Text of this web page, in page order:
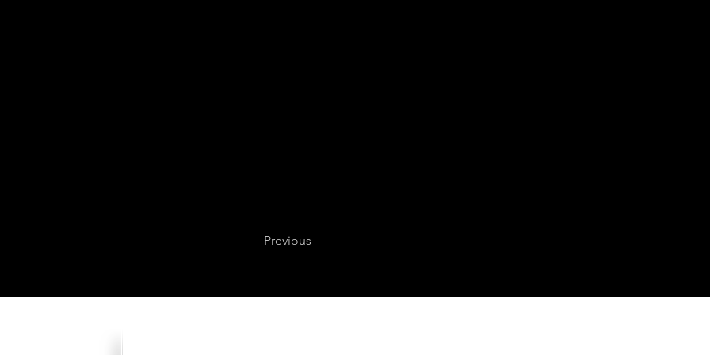
Previous